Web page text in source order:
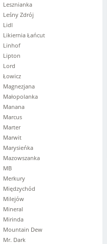
Lesznianka
Leśny Zdrój
Lidl
Likiernia Łańcut
Linhof
Lipton
Lord
Łowicz
Magnezjana
Małopolanka
Manana
Marcus
Marter
Marwit
Marysieńka
Mazowszanka
MB
Merkury
Międzychód
Milejów
Mineral
Mirinda
Mountain Dew
Mr. Dark